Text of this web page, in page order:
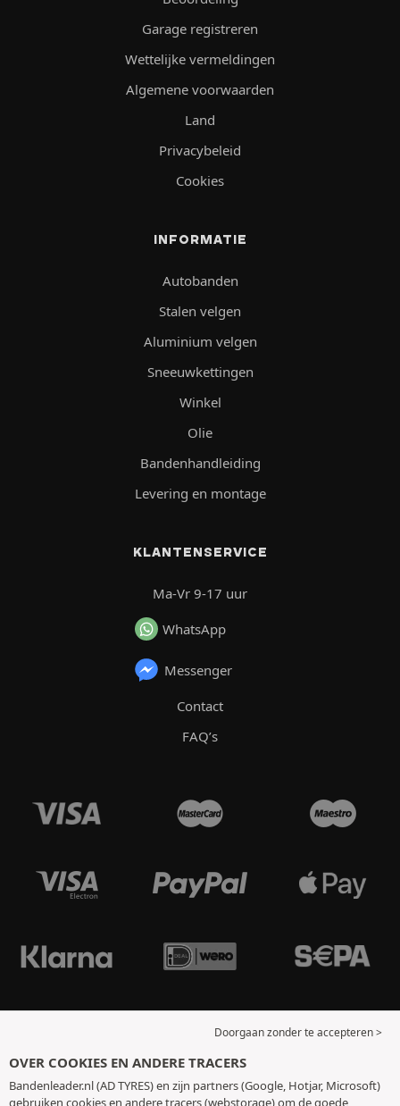
Garage registreren
Wettelijke vermeldingen
Algemene voorwaarden
Land
Privacybeleid
Cookies
INFORMATIE
Autobanden
Stalen velgen
Aluminium velgen
Sneeuwkettingen
Winkel
Olie
Bandenhandleiding
Levering en montage
KLANTENSERVICE
Ma-Vr 9-17 uur
WhatsApp
Messenger
Contact
FAQ’s
Doorgaan zonder te accepteren >
OVER COOKIES EN ANDERE TRACERS
Bandenleader.nl (AD TYRES) en zijn partners (Google, Hotjar, Microsoft)
gebruiken cookies en andere tracers (webstorage) om de goede